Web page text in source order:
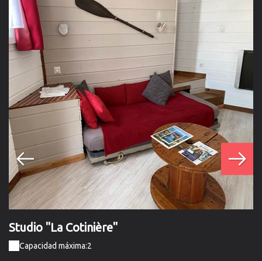
Studio "La Cotinière"
Capacidad máxima:2